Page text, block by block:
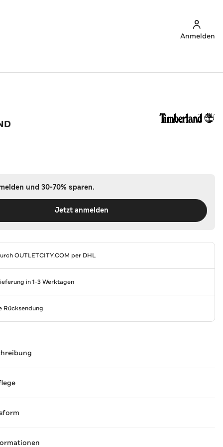
Anmelden
und 30-70% sparen.
Jetzt anmelden
OUTLETCITY.COM per DHL
in 1-3 Werktagen
Rücksendung